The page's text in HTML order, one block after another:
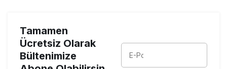
Tamamen
Ücretsiz Olarak
Bültenimize